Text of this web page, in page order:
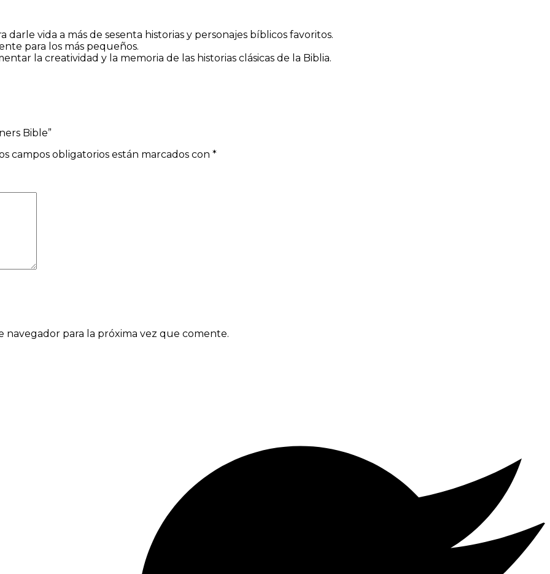
vida a más de sesenta historias y personajes bíblicos favoritos.
para los más pequeños.
la creatividad y la memoria de las historias clásicas de la Biblia.
Bible”
campos obligatorios están marcados con *
para la próxima vez que comente.